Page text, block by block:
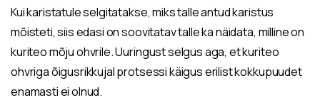
Kui karistatule selgitatakse, miks talle antud karistus
mõisteti, siis edasi on soovitatav talle ka näidata, milline on
kuriteo mõju ohvrile. Uuringust selgus aga, et kuriteo
ohvriga õigusrikkujal protsessi käigus erilist kokkupuudet
enamasti ei olnud.